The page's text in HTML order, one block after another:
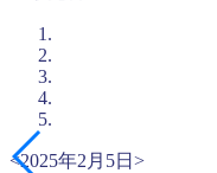
<2025年2月5日>